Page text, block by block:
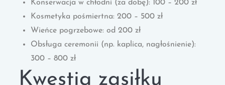
Konserwacja w chłodni (za dobę): 100 – 200 zł
Kosmetyka pośmiertna: 200 – 500 zł
Wieńce pogrzebowe: od 200 zł
Obsługa ceremonii (np. kaplica, nagłośnienie):
300 – 800 zł
Kwestia zasiłku